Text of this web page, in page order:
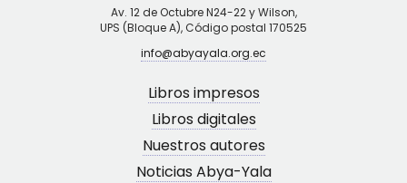
Av. 12 de Octubre N24-22 y Wilson,
UPS (Bloque A), Código postal 170525
info@abyayala.org.ec
Libros impresos
Libros digitales
Nuestros autores
Noticias Abya-Yala